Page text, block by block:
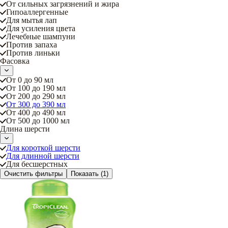
От сильных загрязнений и жира
Гипоаллергенные
Для мытья лап
Для усиления цвета
Лечебные шампуни
Против запаха
Против линьки
Фасовка
От 0 до 90 мл
От 100 до 190 мл
От 200 до 290 мл
От 300 до 390 мл
От 400 до 490 мл
От 500 до 1000 мл
Длина шерсти
Для короткой шерсти
Для длинной шерсти
Для бесшерстных
Очистить фильтры Показать (1)